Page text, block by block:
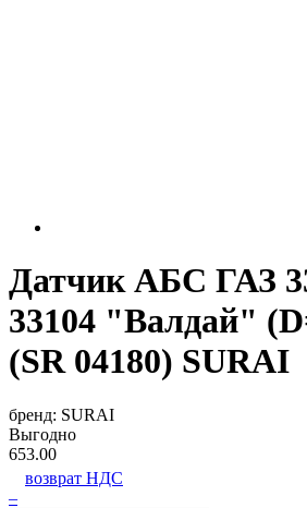
Датчик АБС ГАЗ
33104 "Валдай"
(SR 04180) SURAI
бренд: SURAI
Выгодно
653.00
возврат НДС
–